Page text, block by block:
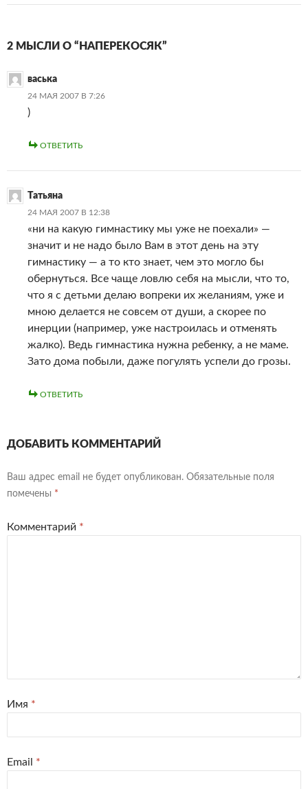
2 МЫСЛИ О “НАПЕРЕКОСЯК”
васька
24 МАЯ 2007 В 7:26
)
ОТВЕТИТЬ
Татьяна
24 МАЯ 2007 В 12:38
«ни на какую гимнастику мы уже не поехали» —
значит и не надо было Вам в этот день на эту
гимнастику — а то кто знает, чем это могло бы
обернуться. Все чаще ловлю себя на мысли, что то,
что я с детьми делаю вопреки их желаниям, уже и
мною делается не совсем от души, а скорее по
инерции (например, уже настроилась и отменять
жалко). Ведь гимнастика нужна ребенку, а не маме.
Зато дома побыли, даже погулять успели до грозы.
ОТВЕТИТЬ
ДОБАВИТЬ КОММЕНТАРИЙ
Ваш адрес email не будет опубликован. Обязательные поля
помечены *
Комментарий *
Имя *
Email *